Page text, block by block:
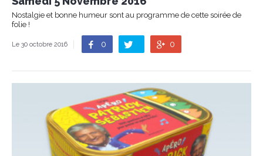
Nostalgie et bonne humeur sont au programme de cette soirée de
folie !
Le 30 octobre 2016 0 0